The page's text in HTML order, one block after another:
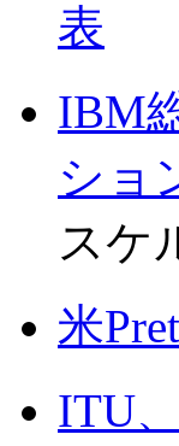
表
IBM
ショ
スケ
米
ITU